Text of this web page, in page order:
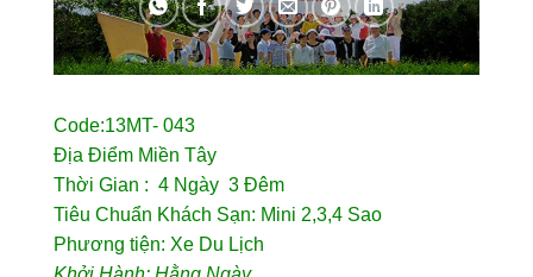
Code:13MT- 043
Địa Điểm Miền Tây
Thời Gian : 4 Ngày 3 Đêm
Tiêu Chuẩn Khách Sạn: Mini 2,3,4 Sao
Phương tiện: Xe Du Lịch